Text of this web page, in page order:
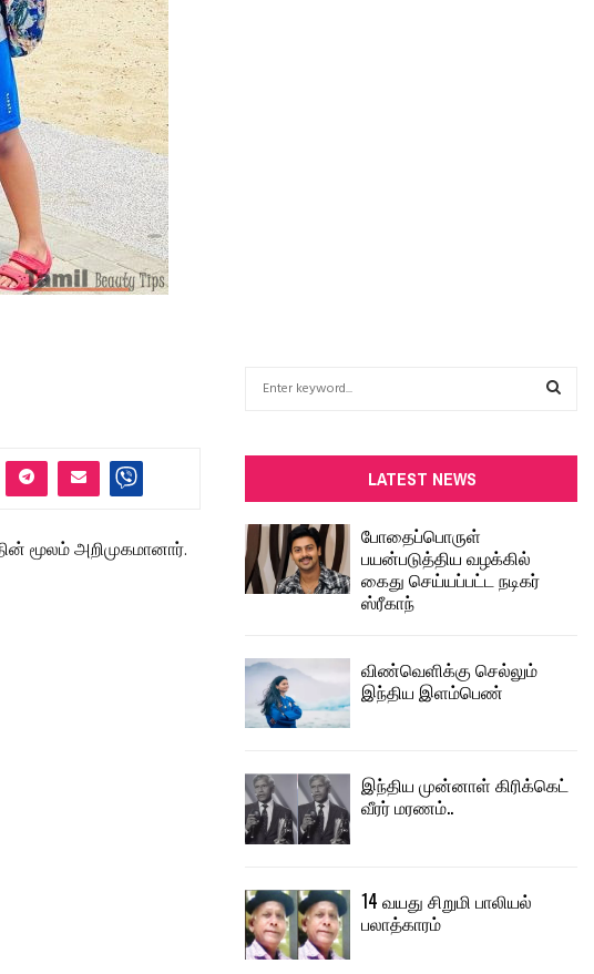
மூலம் அறிமுகமானார்.
f
o
r
:
LATEST NEWS
போதைப்பொருள்
பயன்படுத்திய வழக்கில்
கைது செய்யப்பட்ட நடிகர்
ஸ்ரீகாந்
விண்வெளிக்கு செல்லும்
இந்திய இளம்பெண்
இந்திய முன்னாள் கிரிக்கெட்
வீரர் மரணம்..
14 வயது சிறுமி பாலியல்
பலாத்காரம்